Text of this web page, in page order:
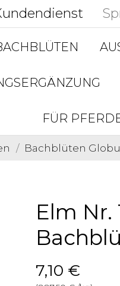
FÜR
Bachblüten
Elm Nr.
7,10 €